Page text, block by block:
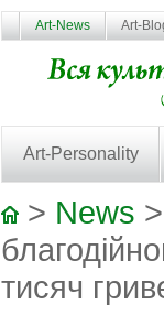
Art-News Art-
Art-Personality
> News
тисяч